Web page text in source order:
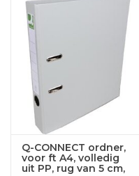
Q-CONNECT ordner,
voor ft A4, volledig
uit PP, rug van 5 cm,